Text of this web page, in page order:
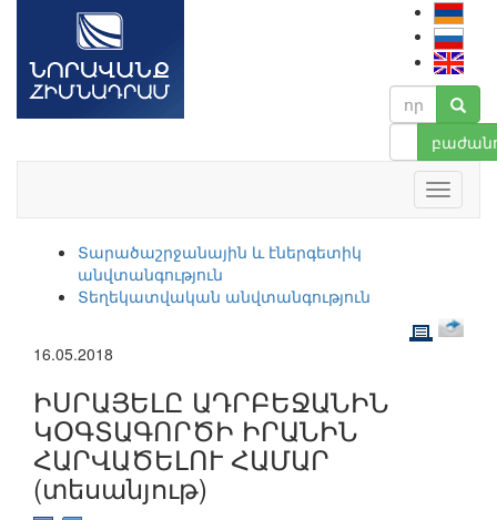
Տարածաշրջանային և էներգետիկ
անվտանգություն
Տեղեկատվական անվտանգություն
16.05.2018
ԻՍՐԱՅԵԼԸ ԱԴՐԲԵՋԱՆԻՆ
ԿՕԳՏԱԳՈՐԾԻ ԻՐԱՆԻՆ
ՀԱՐՎԱԾԵԼՈՒ ՀԱՄԱՐ
(տեսանյութ)